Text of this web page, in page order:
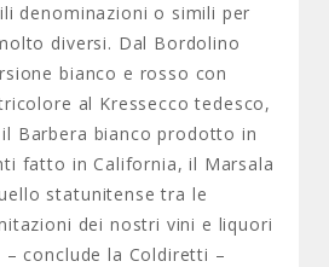
denominazioni o simili per
diversi. Dal Bordolino
bianco e rosso con
al Kressecco tedesco,
Barbera bianco prodotto in
fatto in California, il Marsala
statunitense tra le
dei nostri vini e liquori
conclude la Coldiretti –